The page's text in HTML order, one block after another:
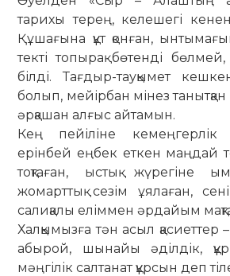
тарихы терең, келешегі кенен
Құшағына құт қонған,
текті топырақ бөтенді
білді. Тағдыр-тауқымет
болып, мейірбан мінез
әрқашан алғыс айтамын.
Кең пейіліне
ерінбей еңбек еткен маңдай
тоқтаған, ыстық жүрегіне
жомарттық сезім ұялаған,
салиқалы еліммен әрдайым
Халқымызға тән асыл қасиеттер –
абырой, шынайы әділдік,
мәңгілік салтанат құрсын деп